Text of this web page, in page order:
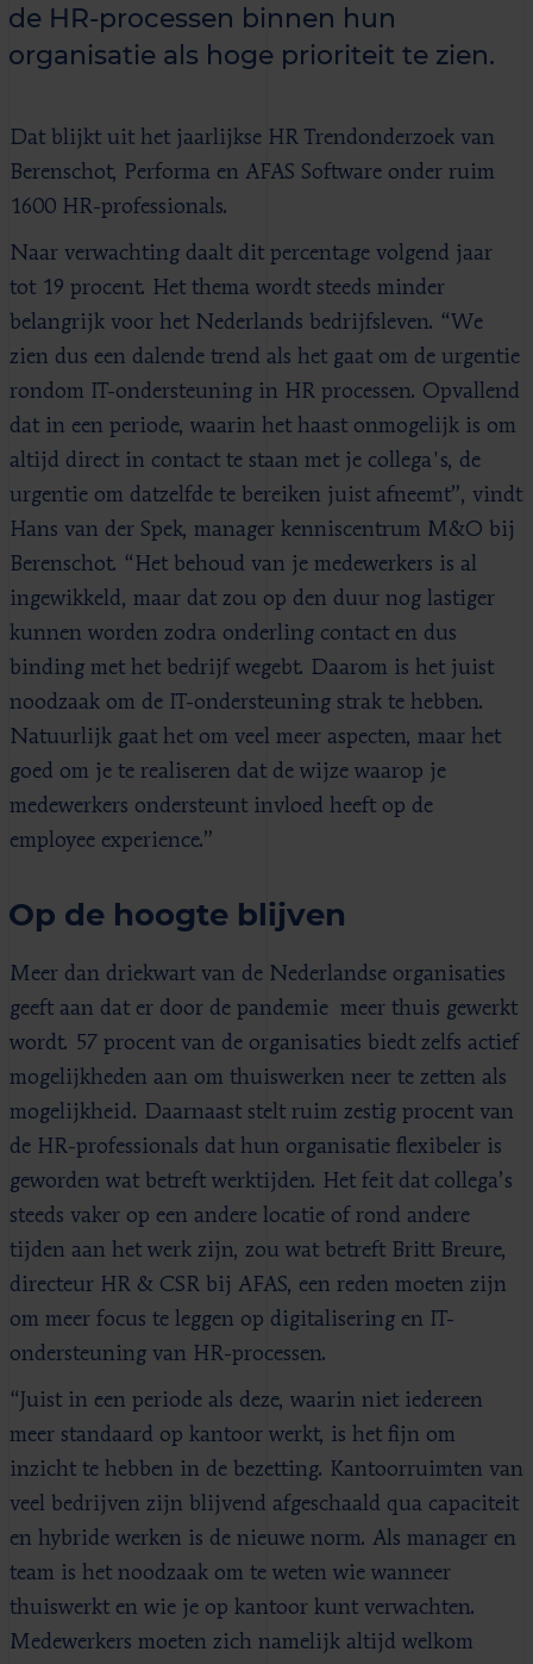
de HR-processen binnen hun
organisatie als hoge prioriteit te zien.
Dat blijkt uit het jaarlijkse HR Trendonderzoek van
Berenschot, Performa en AFAS Software onder ruim
1600 HR-professionals.
Naar verwachting daalt dit percentage volgend jaar
tot 19 procent. Het thema wordt steeds minder
belangrijk voor het Nederlands bedrijfsleven. “We
zien dus een dalende trend als het gaat om de urgentie
rondom IT-ondersteuning in HR processen. Opvallend
dat in een periode, waarin het haast onmogelijk is om
altijd direct in contact te staan met je collega's, de
urgentie om datzelfde te bereiken juist afneemt”, vindt
Hans van der Spek, manager kenniscentrum M&O bij
Berenschot. “Het behoud van je medewerkers is al
ingewikkeld, maar dat zou op den duur nog lastiger
kunnen worden zodra onderling contact en dus
binding met het bedrijf wegebt. Daarom is het juist
noodzaak om de IT-ondersteuning strak te hebben.
Natuurlijk gaat het om veel meer aspecten, maar het
goed om je te realiseren dat de wijze waarop je
medewerkers ondersteunt invloed heeft op de
employee experience.”
Op de hoogte blijven
Meer dan driekwart van de Nederlandse organisaties
geeft aan dat er door de pandemie meer thuis gewerkt
wordt. 57 procent van de organisaties biedt zelfs actief
mogelijkheden aan om thuiswerken neer te zetten als
mogelijkheid. Daarnaast stelt ruim zestig procent van
de HR-professionals dat hun organisatie flexibeler is
geworden wat betreft werktijden. Het feit dat collega’s
steeds vaker op een andere locatie of rond andere
tijden aan het werk zijn, zou wat betreft Britt Breure,
directeur HR & CSR bij AFAS, een reden moeten zijn
om meer focus te leggen op digitalisering en IT-
ondersteuning van HR-processen.
“Juist in een periode als deze, waarin niet iedereen
meer standaard op kantoor werkt, is het fijn om
inzicht te hebben in de bezetting. Kantoorruimten van
veel bedrijven zijn blijvend afgeschaald qua capaciteit
en hybride werken is de nieuwe norm. Als manager en
team is het noodzaak om te weten wie wanneer
thuiswerkt en wie je op kantoor kunt verwachten.
Medewerkers moeten zich namelijk altijd welkom